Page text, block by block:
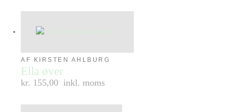
AF KIRSTEN AHLBURG
Ella øver
kr. 155,00 inkl. moms